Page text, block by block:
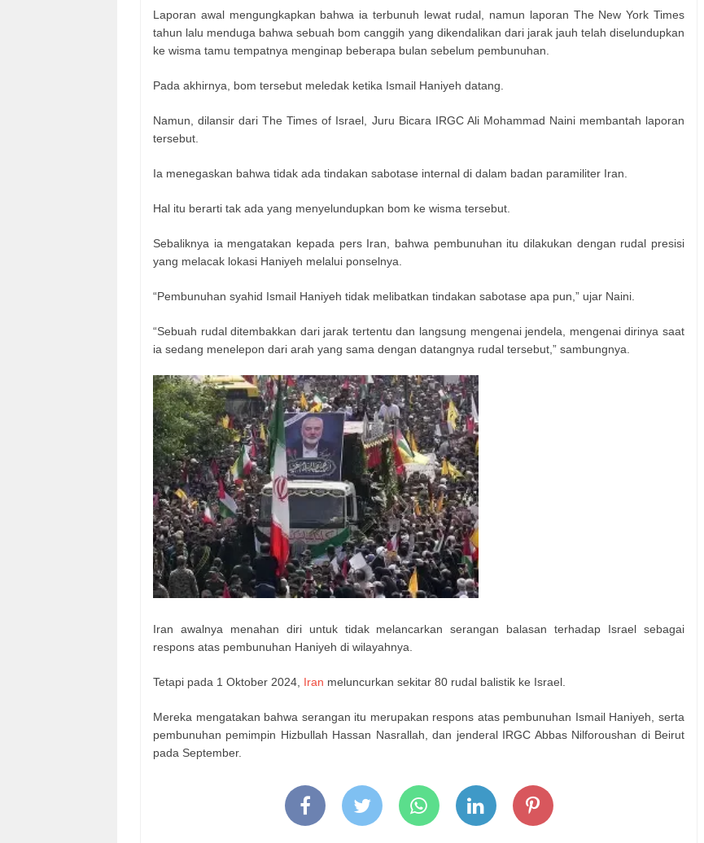
Laporan awal mengungkapkan bahwa ia terbunuh lewat rudal, namun laporan The New York Times
tahun lalu menduga bahwa sebuah bom canggih yang dikendalikan dari jarak jauh telah diselundupkan
ke wisma tamu tempatnya menginap beberapa bulan sebelum pembunuhan.
Pada akhirnya, bom tersebut meledak ketika Ismail Haniyeh datang.
Namun, dilansir dari The Times of Israel, Juru Bicara IRGC Ali Mohammad Naini membantah laporan
tersebut.
Ia menegaskan bahwa tidak ada tindakan sabotase internal di dalam badan paramiliter Iran.
Hal itu berarti tak ada yang menyelundupkan bom ke wisma tersebut.
Sebaliknya ia mengatakan kepada pers Iran, bahwa pembunuhan itu dilakukan dengan rudal presisi
yang melacak lokasi Haniyeh melalui ponselnya.
“Pembunuhan syahid Ismail Haniyeh tidak melibatkan tindakan sabotase apa pun,” ujar Naini.
“Sebuah rudal ditembakkan dari jarak tertentu dan langsung mengenai jendela, mengenai dirinya saat
ia sedang menelepon dari arah yang sama dengan datangnya rudal tersebut,” sambungnya.
Iran awalnya menahan diri untuk tidak melancarkan serangan balasan terhadap Israel sebagai
respons atas pembunuhan Haniyeh di wilayahnya.
Tetapi pada 1 Oktober 2024, Iran meluncurkan sekitar 80 rudal balistik ke Israel.
Mereka mengatakan bahwa serangan itu merupakan respons atas pembunuhan Ismail Haniyeh, serta
pembunuhan pemimpin Hizbullah Hassan Nasrallah, dan jenderal IRGC Abbas Nilforoushan di Beirut
pada September.